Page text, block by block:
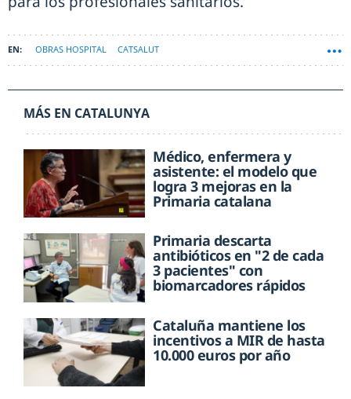
OBRAS HOSPITAL CATSALUT
MÁS EN CATALUNYA
Médico, enfermera y
asistente: el modelo que
logra 3 mejoras en la
Primaria catalana
Primaria descarta
antibióticos en "2 de cada
3 pacientes" con
biomarcadores rápidos
Cataluña mantiene los
incentivos a MIR de hasta
10.000 euros por año